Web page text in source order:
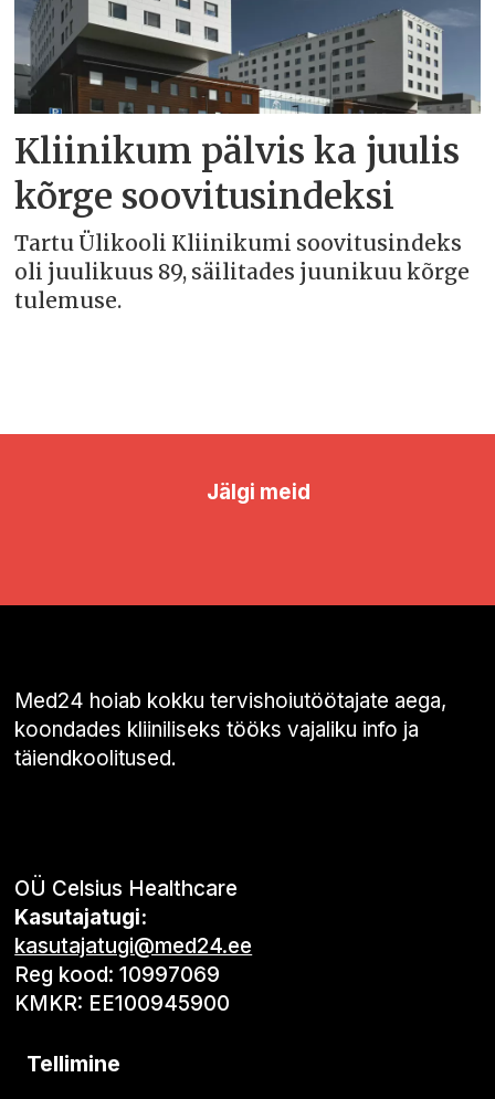
Kliinikum pälvis ka juulis
kõrge soovitusindeksi
Tartu Ülikooli Kliinikumi soovitusindeks
oli juulikuus 89, säilitades juunikuu kõrge
tulemuse.
Jälgi meid
Med24 hoiab kokku tervishoiutöötajate aega,
koondades kliiniliseks tööks vajaliku info ja
täiendkoolitused.
OÜ Celsius Healthcare
Kasutajatugi:
kasutajatugi@med24.ee
Reg kood: 10997069
KMKR: EE100945900
Tellimine